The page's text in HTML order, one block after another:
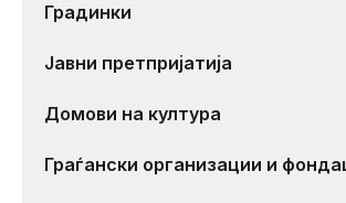
Градинки
Јавни претпријатија
Домови на култура
Граѓански организации и